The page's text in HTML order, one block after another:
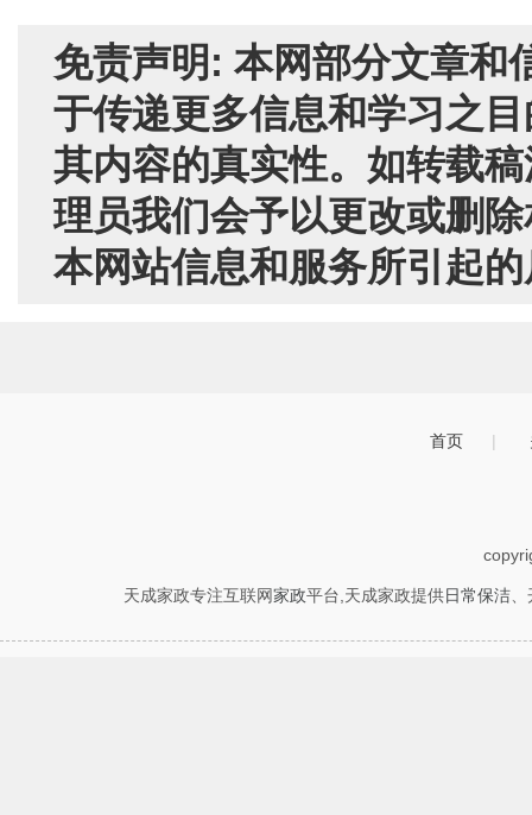
免责声明: 本网部分文章和
于传递更多信息和学习之
其内容的真实性。如转载
理员我们会予以更改或删
本网站信息和服务所引起
首页 |
天成家政专注互联网家政平台,天成家政提供日常保洁、